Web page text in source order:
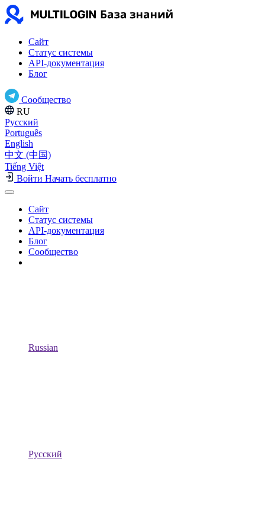
Сайт
Статус системы
API-документация
Блог
Сообщество
RU
Русский
Português
English
中文 (中国)
Tiếng Việt
Войти Начать бесплатно
Сайт
Статус системы
API-документация
Блог
Сообщество
Russian
Русский